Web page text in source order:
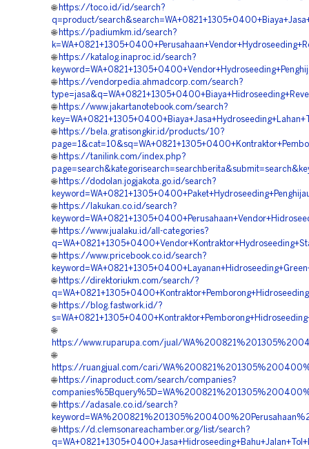
🌐 https://toco.id/id/search?
q=product/
🌐 https://padiumkm.id/search?
🌐 https://katalog.inaproc.id/search?
🌐 https://vendorpedia.ahmadcorp.com/search?
🌐 https://www.jakartanotebook.com/search?
🌐 https://bela.gratisongkir.id/products/10?
🌐 https://tanilink.com/index.php?
🌐 https://dodolan.jogjakota.go.id/search?
🌐 https://lakukan.co.id/search?
🌐 https://www.jualaku.id/all-categories?
🌐 https://www.pricebook.co.id/search?
🌐 https://direktoriukm.com/search/?
🌐 https://blog.fastwork.id/?
🌐
https://www.ruparupa.com/jual/
🌐
https://ruangjual.com/cari/
🌐 https://inaproduct.com/search/companies?
🌐 https://adasale.co.id/search?
🌐 https://d.clemsonareachamber.org/list/search?